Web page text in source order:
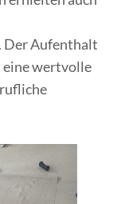
Der Aufenthalt
eine wertvolle